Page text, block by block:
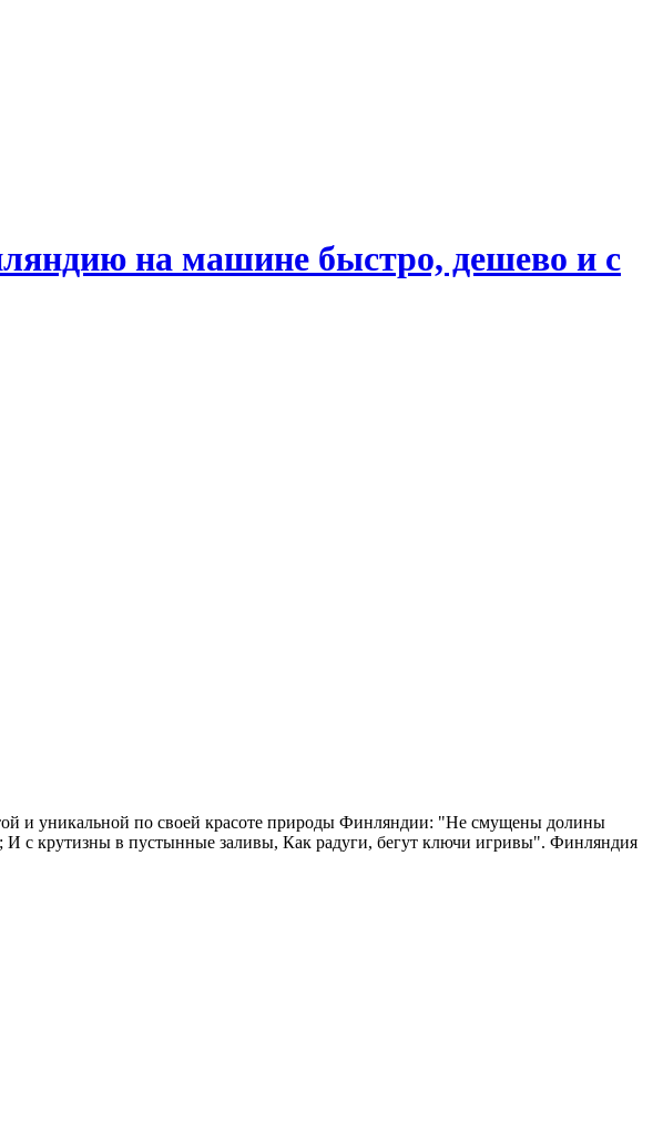
на машине быстро, дешево и с
и уникальной по своей красоте природы Финляндии: "Не смущены долины
с крутизны в пустынные заливы, Как радуги, бегут ключи игривы". Финляндия